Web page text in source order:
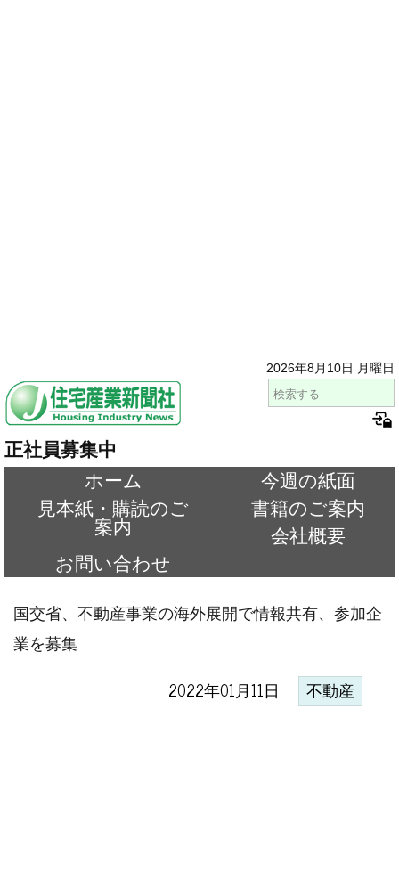
2026年8月10日 月曜日
正社員募集中
ホーム
今週の紙面
見本紙・購読のご
案内
書籍のご案内
会社概要
お問い合わせ
国交省、不動産事業の海外展開で情報共有、参加企
業を募集
2022年01月11日 不動産